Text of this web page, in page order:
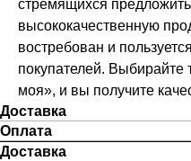
стремящихся
высококачественную
востребован и
покупателей. Выбирайте
моя», и вы получите
Доставка
Оплата
Доставка